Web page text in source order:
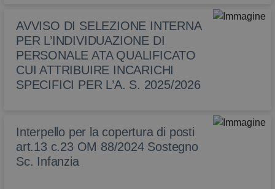
AVVISO DI SELEZIONE INTERNA
PER L’INDIVIDUAZIONE DI
PERSONALE ATA QUALIFICATO
CUI ATTRIBUIRE INCARICHI
SPECIFICI PER L’A. S. 2025/2026
Interpello per la copertura di posti
art.13 c.23 OM 88/2024 Sostegno
Sc. Infanzia